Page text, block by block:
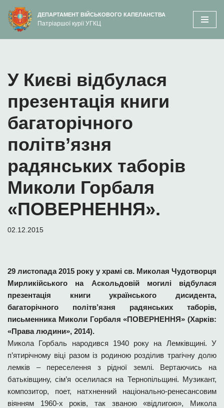
вмісту
Перейти
до
ДЕПАРТАМЕНТ ВІЙСЬКОВОГО КАПЕЛАНСТВА
Патріаршої курії УГКЦ
У Києві відбулася
презентація книги
багаторічного
політв’язня
радянських таборів
Миколи Горбаля
«ПОВЕРНЕННЯ».
02.12.2015
29 листопада 2015 року у храмі св. Миколая Чудотворця
Мирликійського на Аскольдовій могилі відбулася
презентація книги українського дисидента,
багаторічного політв’язня радянських таборів,
письменника Миколи Горбаля «ПОВЕРНЕННЯ» (Харків:
«Права людини», 2014).
Микола Горбаль народився 1940 року на Лемківщині. У
п’ятирічному віці разом із родиною розділив трагічну долю
лемків – переселення з рідної землі. Вертаючись на
батьківщину, сім’я оселилася на Тернопільщині. Музикант,
композитор, поет, натхненний національно-ренесансовим
віянням 1960-х років, так званою «відлигою», Микола